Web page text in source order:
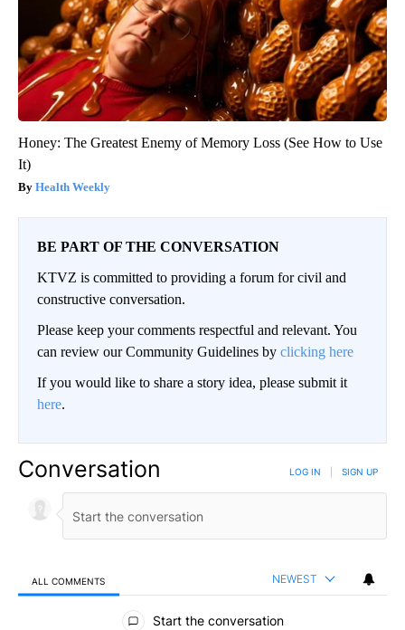
Honey: The Greatest Enemy of Memory Loss (See How to Use
It)
Health Weekly
BE PART OF THE CONVERSATION
KTVZ is committed to providing a forum for civil and
constructive conversation.
Please keep your comments respectful and relevant. You
can review our Community Guidelines by clicking here
If you would like to share a story idea, please submit it
here.
Conversation LOG IN SIGN UP
ALL COMMENTS NEWEST
All Comments
Start the conversation